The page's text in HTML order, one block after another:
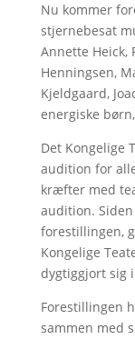
Nu kommer
stjernebesat
Annette Heick,
Henningsen,
Kjeldgaard,
energiske
Det Kongelige
audition for
kræfter med
audition.
forestillingen,
Kongelige
dygtiggjort sig
Forestillingen
sammen med